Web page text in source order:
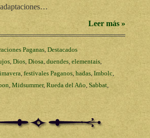
Leer más »
Paganas, Destacados
, Dios, Diosa,duendes, elementais,
, festivales Paganos, hadas, Imbolc,
, Midsummer, Rueda del Año, Sabbat,